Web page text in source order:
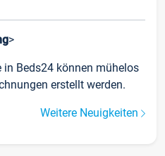
>
in Beds24 können mühelos
erstellt werden.
Weitere Neuigkeiten